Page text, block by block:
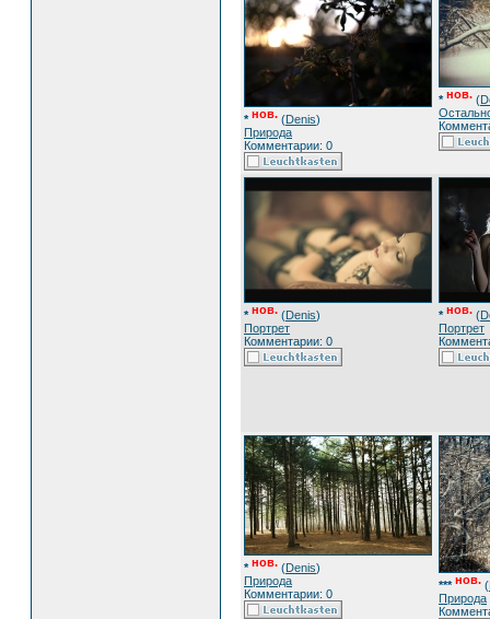
* нов. (Denis)
Природа
Комментарии: 0
* нов. (
* нов. (Denis)
Портрет
Комментарии: 0
* нов. (
Портрет
* нов. (Denis)
Природа
Комментарии: 0
*** нов. (
Природа